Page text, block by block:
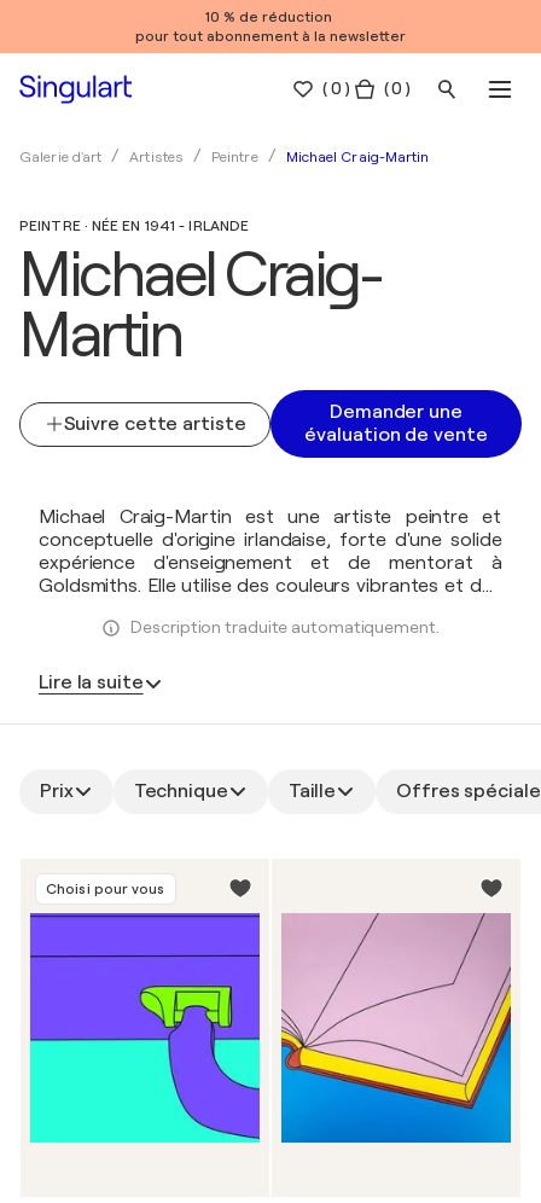
10 % de réduction
pour tout abonnement à la newsletter
(0 ) ( 0 )
Galerie d'art Artistes Peintre Michael Craig-Martin
PEINTRE · NÉE EN 1941 - IRLANDE
Michael Craig-
Martin
Suivre cette artiste
Demander une
évaluation de vente
Michael Craig-Martin est une artiste peintre et
conceptuelle d'origine irlandaise, forte d'une solide
expérience d'enseignement et de mentorat à
Goldsmiths. Elle utilise des couleurs vibrantes et des
quotidien en compositions minimalistes et iconiques.
d'émerveillement, incitant les spectateurs à repenser
la beauté et le sens de l'ordinaire.
Description traduite automatiquement.
Lire la suite
Prix Technique Taille Offres
Choisi pour vous